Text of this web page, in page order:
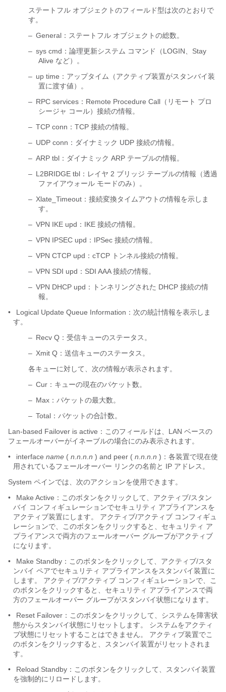
ステートフル オブジェクトのフィールド型は次のとおりで
す。
– General：ステートフル オブジェクトの総数。
– sys cmd：論理更新システム コマンド（LOGIN、Stay
Alive など）。
– up time：アップタイム（アクティブ装置がスタンバイ装
置に渡す値）。
– RPC services：Remote Procedure Call（リモート プロ
シージャ コール）接続の情報。
– TCP conn：TCP 接続の情報。
– UDP conn：ダイナミック UDP 接続の情報。
– ARP tbl：ダイナミック ARP テーブルの情報。
– L2BRIDGE tbl：レイヤ 2 ブリッジ テーブルの情報（透過
ファイアウォール モードのみ）。
– Xlate_Timeout：接続変換タイムアウトの情報を示しま
す。
– VPN IKE upd：IKE 接続の情報。
– VPN IPSEC upd：IPSec 接続の情報。
– VPN CTCP upd：cTCP トンネル接続の情報。
– VPN SDI upd：SDI AAA 接続の情報。
– VPN DHCP upd：トンネリングされた DHCP 接続の情
報。
•
Logical Update Queue Information：次の統計情報を表示しま
す。
– Recv Q：受信キューのステータス。
– Xmit Q：送信キューのステータス。
各キューに対して、次の情報が表示されます。
– Cur：キューの現在のパケット数。
– Max：パケットの最大数。
– Total：パケットの合計数。
Lan-based Failover is active：このフィールドは、LAN ベースの
フェールオーバーがイネーブルの場合にのみ表示されます。
•
interface name ( n.n.n.n ) and peer ( n.n.n.n )：各装置で現在使
用されているフェールオーバー リンクの名前と IP アドレス。
System ペインでは、次のアクションを使用できます。
•
Make Active：このボタンをクリックして、アクティブ/スタン
バイ コンフィギュレーションでセキュリティ アプライアンスを
アクティブ装置にします。 アクティブ/アクティブ コンフィギュ
レーションで、このボタンをクリックすると、セキュリティ ア
プライアンスで両方のフェールオーバー グループがアクティブ
になります。
•
Make Standby：このボタンをクリックして、アクティブ/スタ
ンバイ ペアでセキュリティ アプライアンスをスタンバイ装置に
します。 アクティブ/アクティブ コンフィギュレーションで、こ
のボタンをクリックすると、セキュリティ アプライアンスで両
方のフェールオーバー グループがスタンバイ状態になります。
•
Reset Failover：このボタンをクリックして、システムを障害状
態からスタンバイ状態にリセットします。 システムをアクティ
ブ状態にリセットすることはできません。 アクティブ装置でこ
のボタンをクリックすると、スタンバイ装置がリセットされま
す。
•
Reload Standby：このボタンをクリックして、スタンバイ装置
を強制的にリロードします。